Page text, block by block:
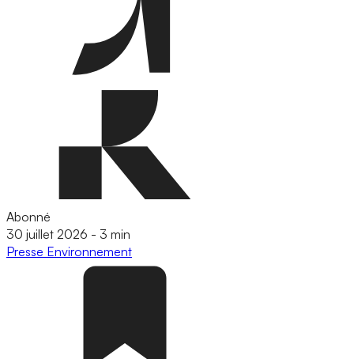
Abonné
30 juillet 2026 - 3 min
Presse Environnement